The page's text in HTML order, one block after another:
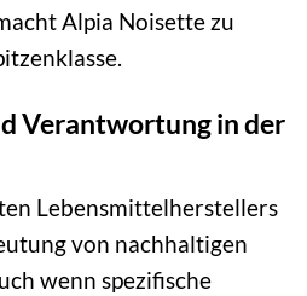
Alpia Noisette zu
Verantwortung in der
Lebensmittelherstellers
von nachhaltigen
wenn spezifische